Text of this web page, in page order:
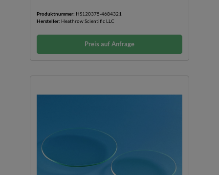
Produktnummer: HS120375-4684321
Hersteller: Heathrow Scientific LLC
Preis auf Anfrage